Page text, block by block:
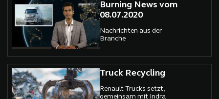
Burning News vom
08.07.2020
Nachrichten aus der
Branche
Truck Recycling
Renault Trucks setzt,
gemeinsam mit Indra